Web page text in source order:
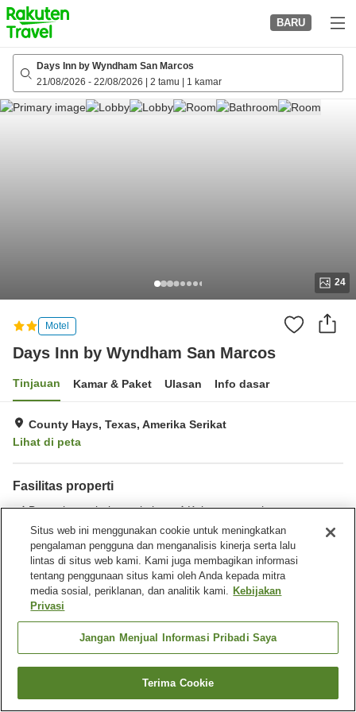
to
top
page
BARU
Days Inn by Wyndham San Marcos
21/08/2026 - 22/08/2026 2 tamu 1 kamar
24
Motel
Days Inn by Wyndham San Marcos
Tinjauan Kamar & Paket Ulasan Info dasar
County Hays, Texas, Amerika Serikat
Lihat di peta
Fasilitas properti
Benar-benar bebas rokok Kolam renang luar ruangan
Beranda Amerika Serikat Texas
County Hays
Days Inn by Wyndham San Marcos
Cari kamar
Situs web ini menggunakan cookie untuk meningkatkan
pengalaman pengguna dan menganalisis kinerja serta lalu
lintas di situs web kami. Kami juga membagikan informasi
tentang penggunaan situs kami oleh Anda kepada mitra
media sosial, periklanan, dan analitik kami. Kebijakan
Privasi
Jangan Menjual Informasi Pribadi Saya
Terima Cookie